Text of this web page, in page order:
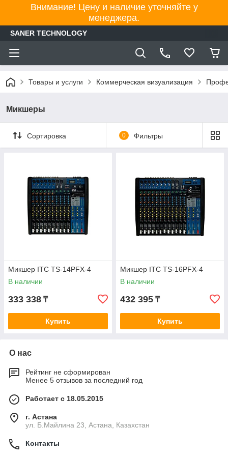
Внимание! Цену и наличие уточняйте у
менеджера.
SANER TECHNOLOGY
Товары и услуги Коммерческая визуализация
Микшеры
Сортировка 0 Фильтры
Микшер ITC TS-14PFX-4
В наличии
333 338 ₸
Купить
Микшер ITC TS-16PFX-4
В наличии
432 395 ₸
Купить
О нас
Рейтинг не сформирован
Менее 5 отзывов за последний год
Работает с 18.05.2015
г. Астана
ул. Б.Майлина 23, Астана, Казахстан
Контакты